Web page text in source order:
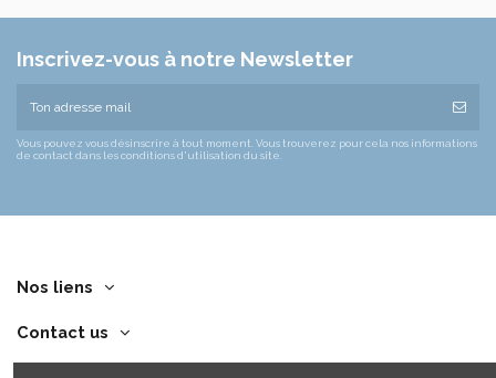
Inscrivez-vous à notre Newsletter
Vous pouvez vous désinscrire à tout moment. Vous trouverez pour cela nos informations
de contact dans les conditions d'utilisation du site.
Nos liens
Contact us